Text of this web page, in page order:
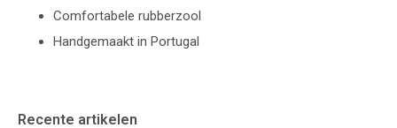
Comfortabele rubberzool
Handgemaakt in Portugal
Recente artikelen